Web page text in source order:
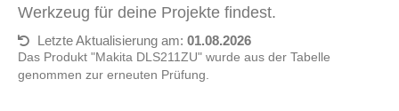
Werkzeug für deine Projekte findest.
Letzte Aktualisierung am: 01.08.2026
Das Produkt "Makita DLS211ZU" wurde aus der Tabelle
genommen zur erneuten Prüfung.